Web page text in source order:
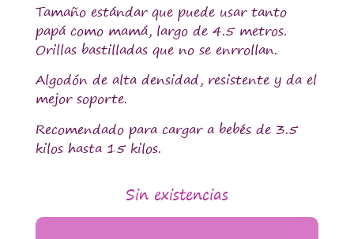
Tamaño estándar que puede usar tanto
papá como mamá, largo de 4.5 metros.
Orillas bastilladas que no se enrrollan.
Algodón de alta densidad, resistente y da el
mejor soporte.
Recomendado para cargar a bebés de 3.5
kilos hasta 15 kilos.
Sin existencias